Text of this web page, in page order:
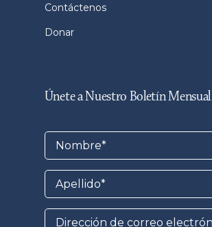
Contáctenos
Donar
Únete a Nuestro Boletín Mensual